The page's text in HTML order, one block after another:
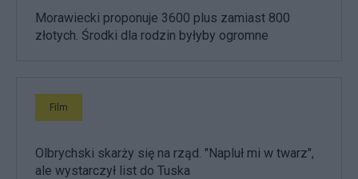
Morawiecki proponuje 3600 plus zamiast 800
złotych. Środki dla rodzin byłyby ogromne
Film
Olbrychski skarży się na rząd. "Napluł mi w twarz",
ale wystarczył list do Tuska